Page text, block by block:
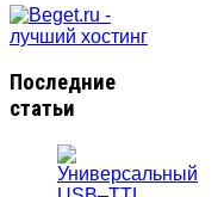
Последние
статьи